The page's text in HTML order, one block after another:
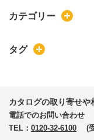
カテゴリー
タグ
カタログの取り寄せや
電話でのお問い合わせ
TEL： 0120-32-6100 (受